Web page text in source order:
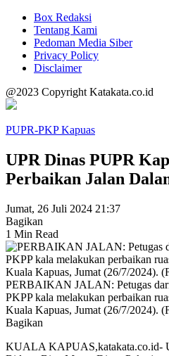
Box Redaksi
Tentang Kami
Pedoman Media Siber
Privacy Policy
Disclaimer
@2023 Copyright Katakata.co.id
PUPR-PKP Kapuas
UPR Dinas PUPR
Perbaikan Jalan
Jumat, 26 Juli 2024 21:37
Bagikan
1 Min Read
PERBAIKAN JALAN: Petugas
PKPP kala melakukan perbaikan
Kuala Kapuas, Jumat (26/7/2024).
Bagikan
KUALA KAPUAS,katakata.co.id-